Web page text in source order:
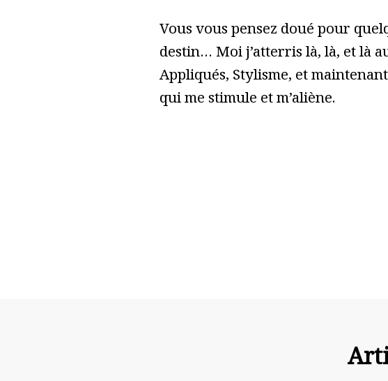
Vous vous pensez doué pour
destin… Moi j’atterris là, là, et là
Appliqués, Stylisme, et
qui me stimule et m’aliène.